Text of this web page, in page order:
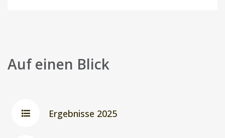
Auf einen Blick
Ergebnisse 2025